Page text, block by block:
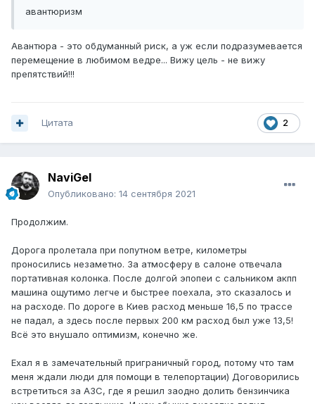
авантюризм
Авантюра - это обдуманный риск, а уж если подразумевается
перемещение в любимом ведре... Вижу цель - не вижу
препятствий!!!
2
Цитата
NaviGel
Опубликовано: 14 сентября 2021
Продолжим.
Дорога пролетала при попутном ветре, километры
проносились незаметно. За атмосферу в салоне отвечала
портативная колонка. После долгой эпопеи с сальником акпп
машина ощутимо легче и быстрее поехала, это сказалось и
на расходе. По дороге в Киев расход меньше 16,5 по трассе
не падал, а здесь после первых 200 км расход был уже 13,5!
Всё это внушало оптимизм, конечно же.
Ехал я в замечательный приграничный город, потому что там
меня ждали люди для помощи в телепортации) Договорились
встретиться за АЗС, где я решил заодно долить бензинчика